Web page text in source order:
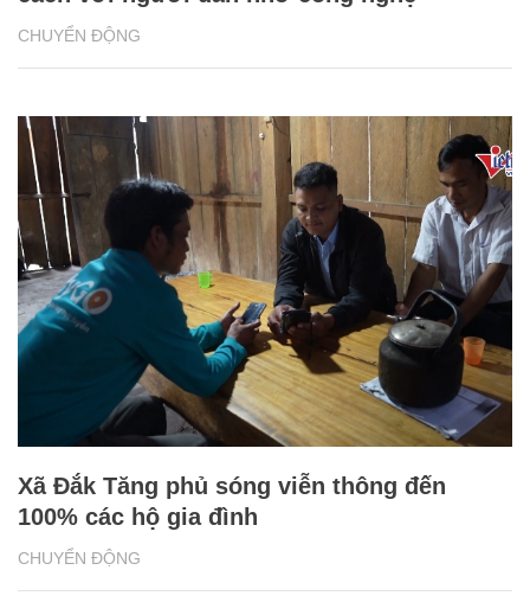
CHUYỂN ĐỘNG
CHUYỂN ĐỘNG
Xã Đắk Tăng phủ sóng viễn thông đến
100% các hộ gia đình